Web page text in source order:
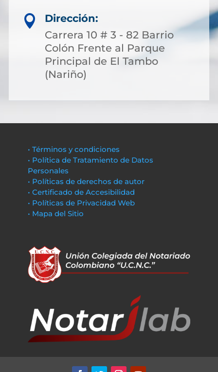

Dirección:
Carrera 10 # 3 - 82 Barrio
Colón Frente al Parque
Principal de El Tambo
(Nariño)
• Términos y condiciones
• Política de Tratamiento de Datos
Personales
• Políticas de derechos de autor
• Certificado de Accesibilidad
• Políticas de Privacidad Web
• Mapa del Sitio